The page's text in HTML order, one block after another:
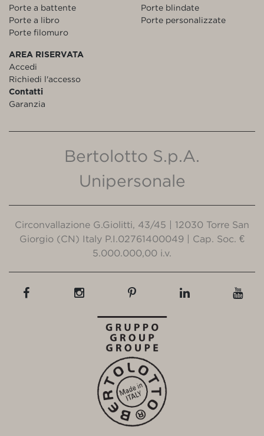
Porte a battente
Porte a libro
Porte filomuro
Porte blindate
Porte personalizzate
AREA RISERVATA
Accedi
Richiedi l'accesso
Contatti
Garanzia
Bertolotto S.p.A.
Unipersonale
Circonvallazione G.Giolitti, 43/45 | 12030 Torre San
Giorgio (CN) Italy P.I.02761400049 | Cap. Soc. €
5.000.000,00 i.v.